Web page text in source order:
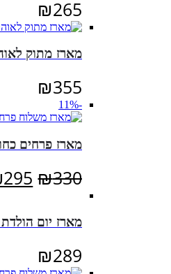
₪265
מארז מתוק
₪355
-11%
מארז פרחים
₪330
היה:
295
מארז יום
₪289